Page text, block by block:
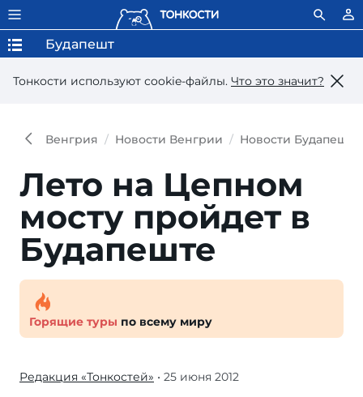
Тонкости используют сookie-файлы. Что это значит?
Будапешт
Венгрия Новости Венгрии Новости Будапешта
Лето на Цепном
мосту пройдет в
Будапеште
Горящие туры по всему миру
Редакция «Тонкостей» • 25 июня 2012